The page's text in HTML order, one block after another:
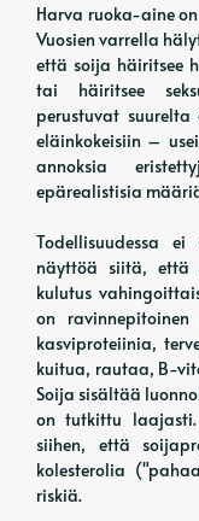
Harva ruoka-aine
Vuosien varrella
että soija häiritsee
tai häiritsee
perustuvat
eläinkokeisiin –
annoksia
epärealistisia
Todellisuudessa
näyttöä siitä, että
kulutus
on
kasviproteiinia,
kuitua, rautaa, B-
Soija sisältää
on tutkittu
siihen, että
kolesterolia
riskiä.